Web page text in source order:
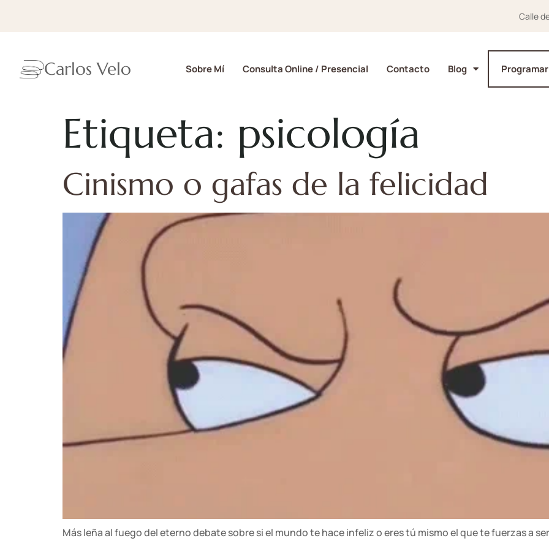
Calle
Carlos Velo Sobre Mí Consulta Online / Presencial Contacto Blog
Etiqueta: psicología
Cinismo o gafas de la felicidad
Más leña al fuego del eterno debate sobre si el mundo te hace infeliz o eres tú mismo el que te fuerzas a